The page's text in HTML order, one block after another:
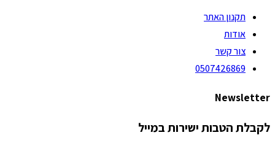
תקנון האתר
אודות
צור קשר
0507426869
Newsletter
לקבלת הטבות ישירות במייל